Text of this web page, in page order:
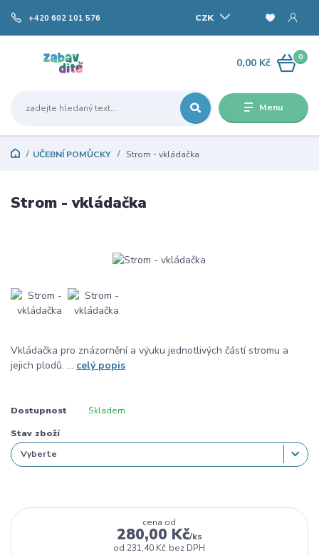
Menu
CZK
+420 602 101 576
0
0,00 Kč
UČEBNÍ POMŮCKY Strom - vkládačka
Strom - vkládačka
Vkládačka pro znázornění a výuku jednotlivých částí stromu a
jejich plodů. ... celý popis
Dostupnost Skladem
Stav zboží
cena od
280,00 Kč/ks
od 231,40 Kč bez DPH